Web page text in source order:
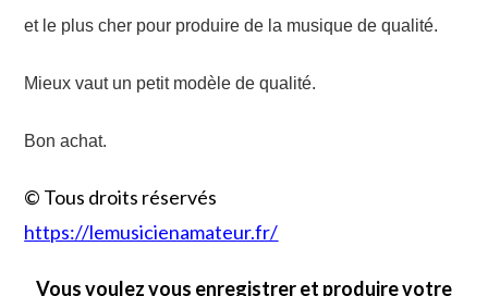
et le plus cher pour produire de la musique de qualité.
Mieux vaut un petit modèle de qualité.
Bon achat.
© Tous droits réservés
https://lemusicienamateur.fr/
Vous voulez vous enregistrer et produire votre